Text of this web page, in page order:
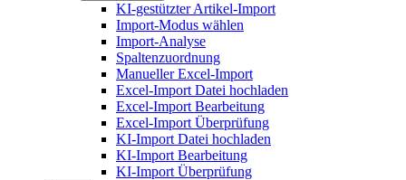
KI-gestützter Artikel-Import
Import-Modus wählen
Import-Analyse
Spaltenzuordnung
Manueller Excel-Import
Excel-Import Datei hochladen
Excel-Import Bearbeitung
Excel-Import Überprüfung
KI-Import Datei hochladen
KI-Import Bearbeitung
KI-Import Überprüfung